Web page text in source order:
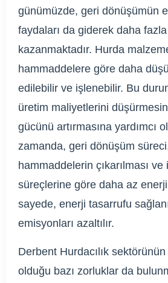
günümüzde, geri dönüşümün
faydaları da giderek daha
kazanmaktadır. Hurda
hammaddelere göre daha
edilebilir ve işlenebilir. Bu
üretim maliyetlerini
gücünü artırmasına yardımcı
zamanda, geri dönüşüm
hammaddelerin çıkarılması ve
süreçlerine göre daha az
sayede, enerji tasarrufu
emisyonları azaltılır.
Derbent Hurdacılık sektörünün
olduğu bazı zorluklar da